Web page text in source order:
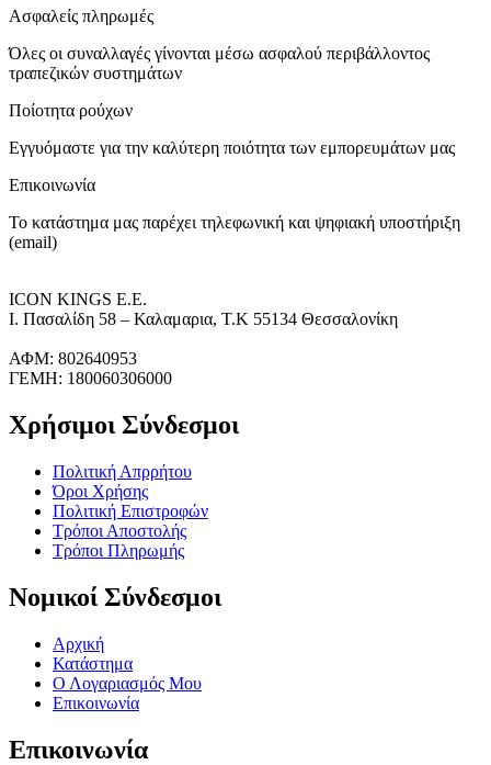
Ασφαλείς πληρωμές
Όλες οι συναλλαγές γίνονται μέσω ασφαλού περιβάλλοντος
τραπεζικών συστημάτων
Ποίοτητα ρούχων
Εγγυόμαστε για την καλύτερη ποιότητα των εμπορευμάτων μας
Επικοινωνία
Το κατάστημα μας παρέχει τηλεφωνική και ψηφιακή υποστήριξη
(email)
ICON KINGS Ε.Ε.
Ι. Πασαλίδη 58 – Καλαμαρια, Τ.Κ 55134 Θεσσαλονίκη
ΑΦΜ: 802640953
ΓΕΜΗ: 180060306000
Χρήσιμοι Σύνδεσμοι
Πολιτική Απρρήτου
Όροι Χρήσης
Πολιτική Επιστροφών
Τρόποι Αποστολής
Τρόποι Πληρωμής
Νομικοί Σύνδεσμοι
Αρχική
Κατάστημα
Ο Λογαριασμός Μου
Επικοινωνία
Επικοινωνία